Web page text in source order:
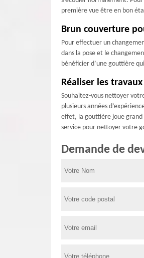
première vue être en bon
Brun couverture
Pour effectuer un
dans la pose et le
bénéficier d’une gouttière
Réaliser les
Souhaitez-vous nettoyer
plusieurs années
effet, la gouttière joue grand
service pour nettoyer votre
Demande de